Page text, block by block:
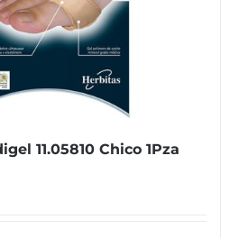
11.05810 Chico 1Pza